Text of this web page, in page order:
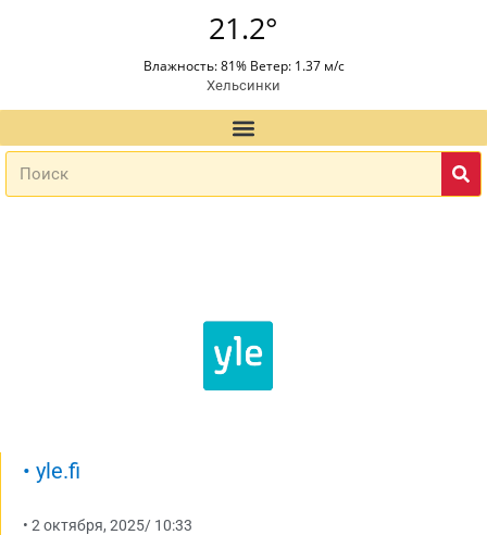
21.2°
Влажность: 81% Ветер: 1.37 м/с
Хельсинки
• yle.fi
• 2 октября, 2025/ 10:33